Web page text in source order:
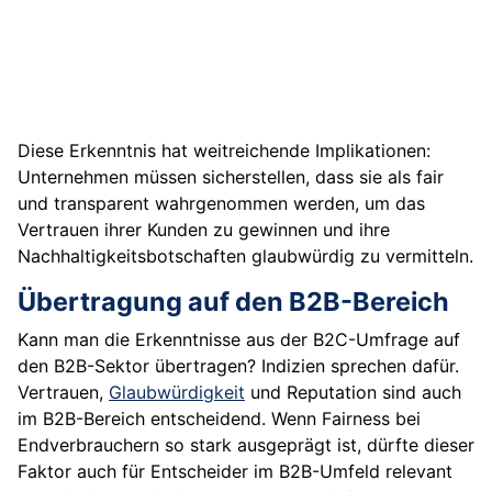
Diese Erkenntnis hat weitreichende Implikationen:
Unternehmen müssen sicherstellen, dass sie als fair
und transparent wahrgenommen werden, um das
Vertrauen ihrer Kunden zu gewinnen und ihre
Nachhaltigkeitsbotschaften glaubwürdig zu vermitteln.
Übertragung auf den B2B-Bereich
Kann man die Erkenntnisse aus der B2C-Umfrage auf
den B2B-Sektor übertragen? Indizien sprechen dafür.
Vertrauen, Glaubwürdigkeit und Reputation sind auch
im B2B-Bereich entscheidend. Wenn Fairness bei
Endverbrauchern so stark ausgeprägt ist, dürfte dieser
Faktor auch für Entscheider im B2B-Umfeld relevant